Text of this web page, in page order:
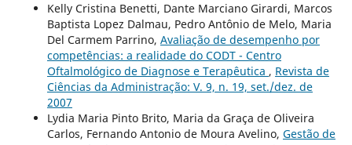
Kelly Cristina Benetti, Dante Marciano Girardi, Marcos
Baptista Lopez Dalmau, Pedro Antônio de Melo, Maria
Del Carmem Parrino, Avaliação de desempenho por
competências: a realidade do CODT - Centro
Oftalmológico de Diagnose e Terapêutica , Revista de
Ciências da Administração: V. 9, n. 19, set./dez. de
2007
Lydia Maria Pinto Brito, Maria da Graça de Oliveira
Carlos, Fernando Antonio de Moura Avelino, Gestão de